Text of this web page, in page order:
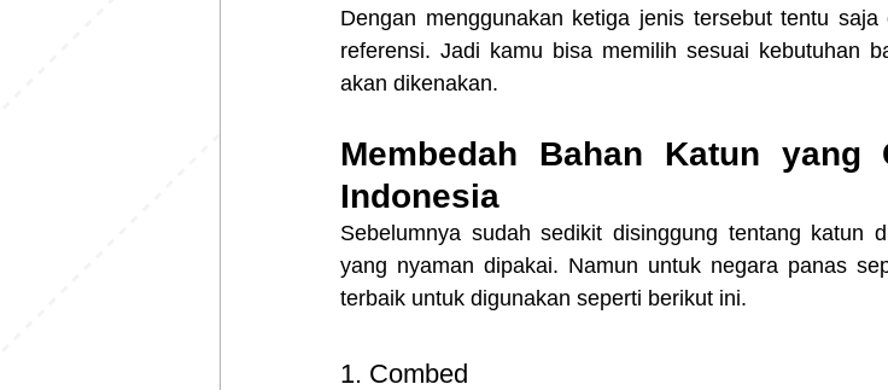
Dengan menggunakan ketiga jenis tersebut tentu
referensi. Jadi kamu bisa memilih sesuai kebutuhan
akan dikenakan.
Membedah Bahan Katun yang
Indonesia
Sebelumnya sudah sedikit disinggung tentang katun
yang nyaman dipakai. Namun untuk negara panas
terbaik untuk digunakan seperti berikut ini.
1. Combed